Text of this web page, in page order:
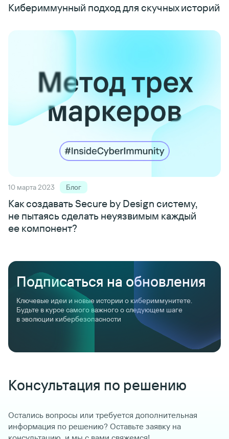
Кибериммунный подход для скучных историй
10 марта 2023 Блог
Как создавать Secure by Design систему,
не пытаясь сделать неуязвимым каждый
ее компонент?
Подписаться на обновления
Консультация по решению
Остались вопросы или требуется дополнительная
информация по решению? Оставьте заявку на